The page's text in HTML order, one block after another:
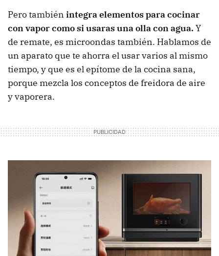
Pero también integra elementos para cocinar
con vapor como si usaras una olla con agua. Y
de remate, es microondas también. Hablamos de
un aparato que te ahorra el usar varios al mismo
tiempo, y que es el epítome de la cocina sana,
porque mezcla los conceptos de freidora de aire
y vaporera.